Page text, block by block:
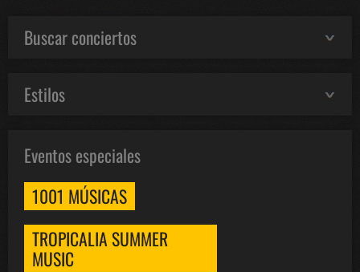
Buscar conciertos
Estilos
Eventos especiales
1001 MÚSICAS
TROPICALIA SUMMER
MUSIC